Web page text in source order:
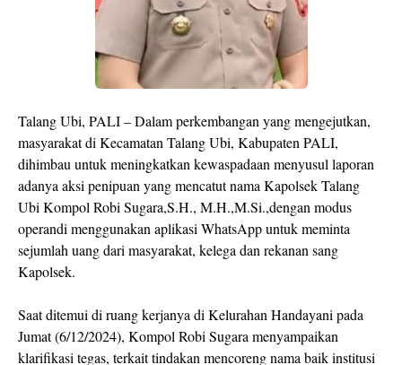
Talang Ubi, PALI – Dalam perkembangan yang mengejutkan,
masyarakat di Kecamatan Talang Ubi, Kabupaten PALI,
dihimbau untuk meningkatkan kewaspadaan menyusul laporan
adanya aksi penipuan yang mencatut nama Kapolsek Talang
Ubi Kompol Robi Sugara,S.H., M.H.,M.Si.,dengan modus
operandi menggunakan aplikasi WhatsApp untuk meminta
sejumlah uang dari masyarakat, kelega dan rekanan sang
Kapolsek.
Saat ditemui di ruang kerjanya di Kelurahan Handayani pada
Jumat (6/12/2024), Kompol Robi Sugara menyampaikan
klarifikasi tegas, terkait tindakan mencoreng nama baik institusi